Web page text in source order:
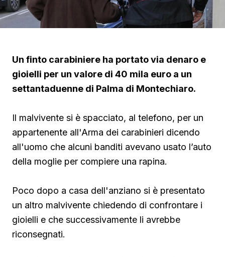
Un finto carabiniere ha portato via denaro e
gioielli per un valore di 40 mila euro a un
settantaduenne di Palma di Montechiaro.
Il malvivente si è spacciato, al telefono, per un
appartenente all'Arma dei carabinieri dicendo
all'uomo che alcuni banditi avevano usato l’auto
della moglie per compiere una rapina.
Poco dopo a casa dell'anziano si è presentato
un altro malvivente chiedendo di confrontare i
gioielli e che successivamente li avrebbe
riconsegnati.